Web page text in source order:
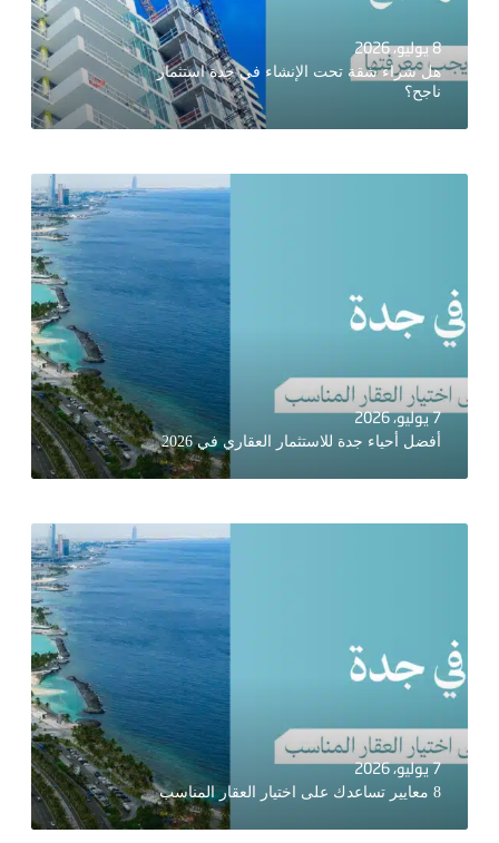
8 يوليو، 2026
هل شراء شقة تحت الإنشاء في جدة استثمار
ناجح؟
7 يوليو، 2026
أفضل أحياء جدة للاستثمار العقاري في 2026
7 يوليو، 2026
8 معايير تساعدك على اختيار العقار المناسب